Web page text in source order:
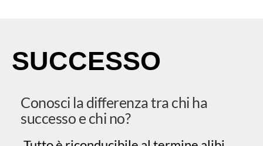
SUCCESSO
Conosci la differenza tra chi ha
successo e chi no?